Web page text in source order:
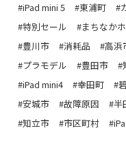
#iPad mini 5 #東浦町 #
#特別セール
#まちなか
#豊川市
#消耗品 #高浜
#プラモデル
#豊田市 #
#iPad mini4
#幸田町 #
#安城市
#故障原因 #半
#知立市
#市区町村